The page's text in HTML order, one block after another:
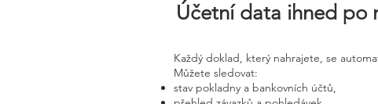
Účetní data ihned po
Každý doklad, který nahrajete, se
Můžete sledovat:
stav pokladny a bankovních účtů,